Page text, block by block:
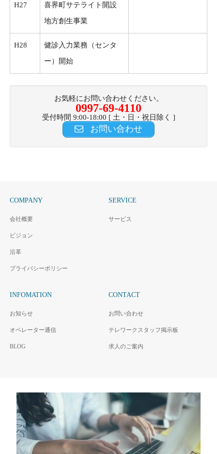
H27 喜界町サテライト開設
地方創生事業
H28 健診入力業務（センタ
ー）開始
お気軽にお問い合わせください。
0997-69-4110
受付時間 9:00-18:00 [ 土・日・祝日除く ]
お問い合わせ
COMPANY
会社概要
ビジョン
沿革
プライバシーポリシー
SERVICE
サービス
INFOMATION
お知らせ
オペレーター通信
BLOG
CONTACT
お問い合わせ
テレワークスタッフ掲示板
求人のご案内